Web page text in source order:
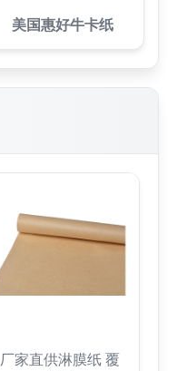
美国惠好牛卡纸
厂家直供淋膜纸 覆